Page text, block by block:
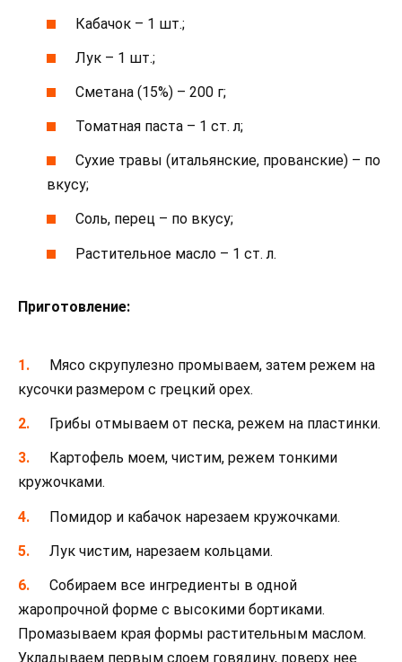
Кабачок – 1 шт.;
Лук – 1 шт.;
Сметана (15%) – 200 г;
Томатная паста – 1 ст. л;
Сухие травы (итальянские, прованские) – по
вкусу;
Соль, перец – по вкусу;
Растительное масло – 1 ст. л.
Приготовление:
Мясо скрупулезно промываем, затем режем на
кусочки размером с грецкий орех.
Грибы отмываем от песка, режем на пластинки.
Картофель моем, чистим, режем тонкими
кружочками.
Помидор и кабачок нарезаем кружочками.
Лук чистим, нарезаем кольцами.
Собираем все ингредиенты в одной
жаропрочной форме с высокими бортиками.
Промазываем края формы растительным маслом.
Укладываем первым слоем говядину, поверх нее